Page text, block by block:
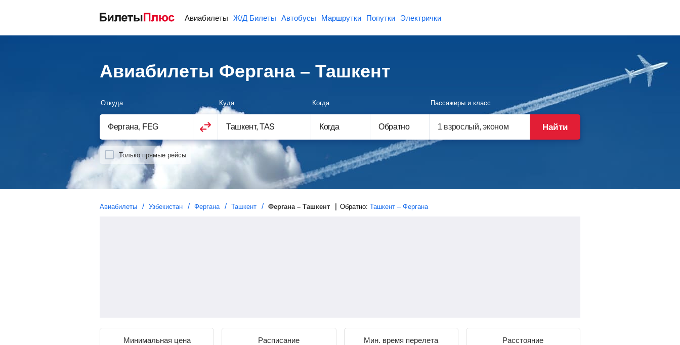
Авиабилеты Ж/Д Билеты Автобусы Маршрутки Попутки Электрички
Авиабилеты Фергана – Ташкент
Откуда Куда
Когда
Когда
Обратно
Пассажиры и класс
Только прямые рейсы
Найти
Авиабилеты Узбекистан Фергана Ташкент Фергана – Ташкент Обратно: Ташкент – Фергана
Минимальная цена Расписание Мин. время перелета Расстояние